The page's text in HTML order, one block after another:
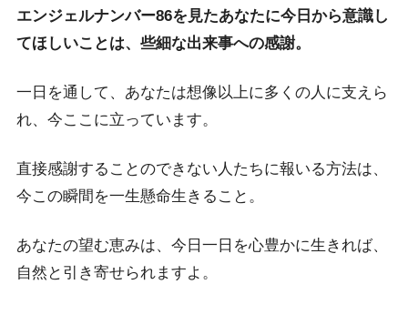
エンジェルナンバー86を見たあなたに今日から意識し
てほしいことは、些細な出来事への感謝。
一日を通して、あなたは想像以上に多くの人に支えら
れ、今ここに立っています。
直接感謝することのできない人たちに報いる方法は、
今この瞬間を一生懸命生きること。
あなたの望む恵みは、今日一日を心豊かに生きれば、
自然と引き寄せられますよ。